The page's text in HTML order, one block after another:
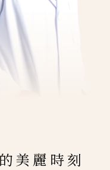
美麗時刻